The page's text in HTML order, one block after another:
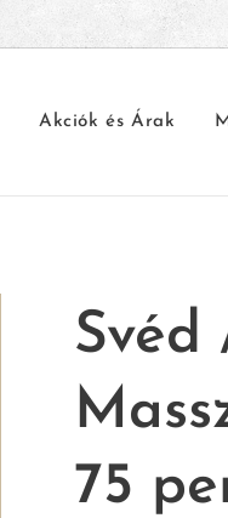
Akciók és Árak
Svéd
75